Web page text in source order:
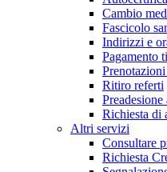
Cambio
Fascicolo
Indirizzi e
Pagamento
Ritiro referti
Richiesta di
Altri servizi
Consultare
Richiesta